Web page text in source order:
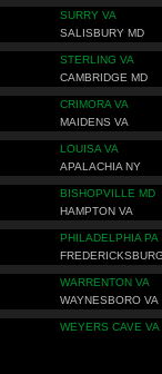
SURRY VA
SALISBURY MD
STERLING VA
CAMBRIDGE MD
CRIMORA VA
MAIDENS VA
LOUISA VA
APALACHIA NY
BISHOPVILLE MD
HAMPTON VA
PHILADELPHIA PA
WARRENTON VA
WAYNESBORO VA
WEYERS CAVE VA